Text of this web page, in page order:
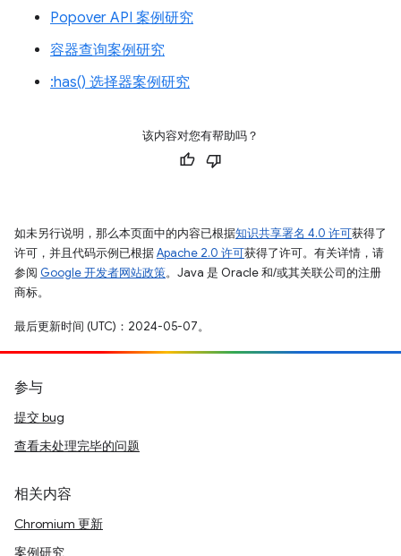
Popover API 案例研究
容器查询案例研究
:has() 选择器案例研究
该内容对您有帮助吗？
如未另行说明，那么本页面中的内容已根据知识共享署名 4.0 许可获得了
许可，并且代码示例已根据Apache 2.0 许可获得了许可。有关详情，请
参阅 Google 开发者网站政策。Java 是 Oracle 和/或其关联公司的注册
商标。
最后更新时间 (UTC)：2024-05-07。
参与
提交 bug
查看未处理完毕的问题
相关内容
Chromium 更新
案例研究